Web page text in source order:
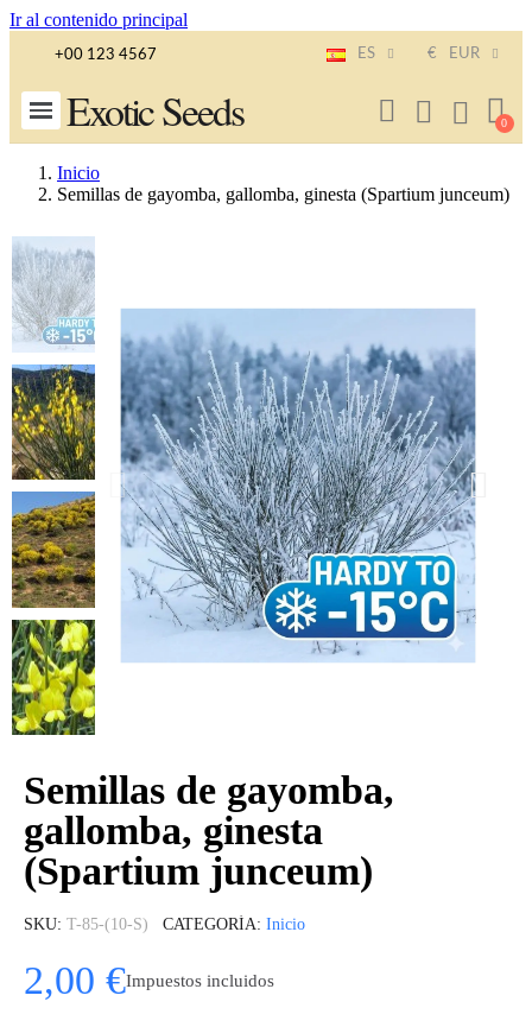
Ir al contenido principal
+00 123 4567 ES € EUR
Exotic Seeds
Inicio
Semillas de gayomba, gallomba, ginesta (Spartium junceum)
Semillas de gayomba,
gallomba, ginesta
(Spartium junceum)
SKU T-85-(10-S) CATEGORÍA Inicio
2,00 €Impuestos incluidos